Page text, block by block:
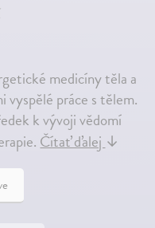
medicíny těla a
vyspělé práce s tělem.
k vývoji vědomí
Čítať ďalej↓